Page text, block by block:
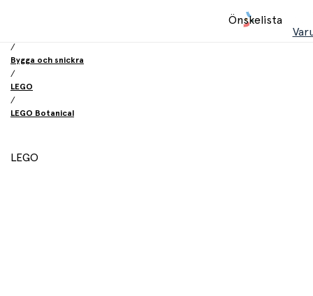
Önskelista
/
Bygga och snickra
/
LEGO
/
LEGO Botanical
LEGO